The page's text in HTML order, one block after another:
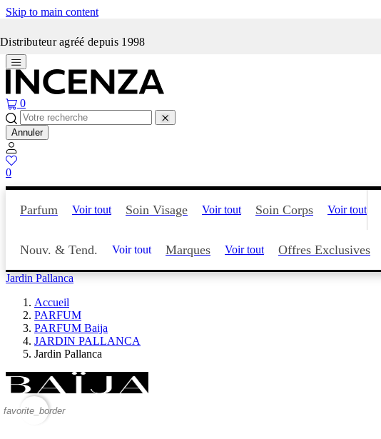
Skip to main content
Distributeur agréé depuis 1998Incenza fait peau neuve
0
Annuler
0
Parfum Voir tout Soin Visage Voir tout Soin Corps Voir tout
Nouv. & Tend. Voir tout Marques Voir tout Offres Exclusives
Jardin Pallanca
Accueil
PARFUM
PARFUM Baija
JARDIN PALLANCA
Jardin Pallanca
favorite_border